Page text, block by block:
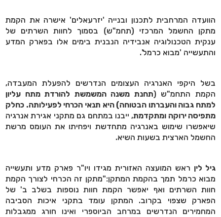
הוועדה המרחבית לתכנון ובנייה 'יזרעאלים' אישרה את הקמת
מתקן החשמל המרכזי (תחמ"ש) בסמוך לחוות השרתים של
ענקית הטכנולוגיה אנבידיה הנבנית בימים אלו בפארק המדע
והתעשייה 'מבוא כרמל'.
בשל היקפי האנרגיה העצומים הנדרשים להפעלת המעבדה,
הקמת התחמ"ש ( תחנת משנה המשמשת להורדת מתח עליון
למתח גבוה והעברתו הבטוחה) היא תנאי הכרחי לפעילותה. כחלק
מתפיסה ירוקה ומתקדמת, ייבנו במתחם גם מתקני אגירת אנרגיה
שיאפשרו שימוש באנרגיה מתחדשת ויפחיתו את העומס מרשת
החשמל הארצית בשעות השיא.
גיל ליןראש המועצה האזורית מגידו ויו"ר פארק מדע ותעשייה
מבוא כרמל תמך בהקמת המתקן:"מתקן זה הכרחי לצורך הקמת
חוות השרתים ואף יאפשר הקמת חוות נוספות בשלב ב' של
הפארק שצפוי בקרוב. המתקן עומד בתקני איכות הסביבה
המחמירים הנדרשים במרחב הביוספרי ואינו חורג ממגבלות